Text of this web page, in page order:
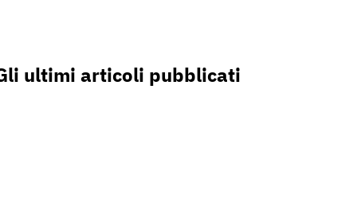
ultimi articoli pubblicati